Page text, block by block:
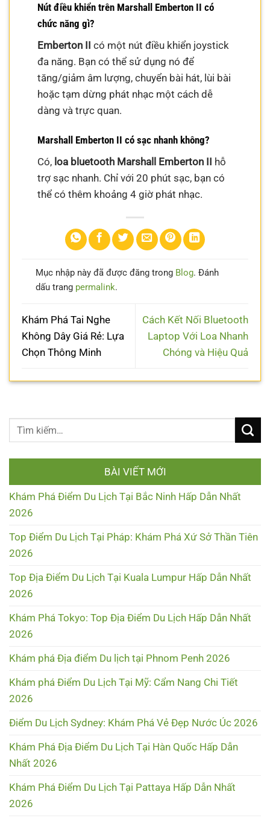
Nút điều khiển trên Marshall Emberton II có
chức năng gì?
Emberton II có một nút điều khiển joystick
đa năng. Bạn có thể sử dụng nó để
tăng/giảm âm lượng, chuyển bài hát, lùi bài
hoặc tạm dừng phát nhạc một cách dễ
dàng và trực quan.
Marshall Emberton II có sạc nhanh không?
Có, loa bluetooth Marshall Emberton II hỗ
trợ sạc nhanh. Chỉ với 20 phút sạc, bạn có
thể có thêm khoảng 4 giờ phát nhạc.
Mục nhập này đã được đăng trong Blog. Đánh
dấu trang permalink.
Khám Phá Tai Nghe
Không Dây Giá Rẻ: Lựa
Chọn Thông Minh
Cách Kết Nối Bluetooth
Laptop Với Loa Nhanh
Chóng và Hiệu Quả
BÀI VIẾT MỚI
Khám Phá Điểm Du Lịch Tại Bắc Ninh Hấp Dẫn Nhất
2026
Top Điểm Du Lịch Tại Pháp: Khám Phá Xứ Sở Thần Tiên
2026
Top Địa Điểm Du Lịch Tại Kuala Lumpur Hấp Dẫn Nhất
2026
Khám Phá Tokyo: Top Địa Điểm Du Lịch Hấp Dẫn Nhất
2026
Khám phá Địa điểm Du lịch tại Phnom Penh 2026
Khám phá Điểm Du Lịch Tại Mỹ: Cẩm Nang Chi Tiết
2026
Điểm Du Lịch Sydney: Khám Phá Vẻ Đẹp Nước Úc 2026
Khám Phá Địa Điểm Du Lịch Tại Hàn Quốc Hấp Dẫn
Nhất 2026
Khám Phá Điểm Du Lịch Tại Pattaya Hấp Dẫn Nhất
2026